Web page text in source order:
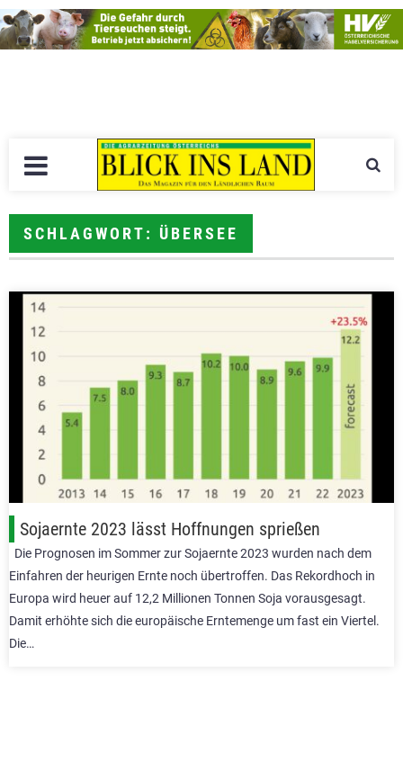
SCHLAGWORT: ÜBERSEE
Sojaernte 2023 lässt Hoffnungen sprießen
Die Prognosen im Sommer zur Sojaernte 2023 wurden nach dem
Einfahren der heurigen Ernte noch übertroffen. Das Rekordhoch in
Europa wird heuer auf 12,2 Millionen Tonnen Soja vorausgesagt.
Damit erhöhte sich die europäische Erntemenge um fast ein Viertel.
Die…